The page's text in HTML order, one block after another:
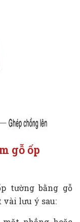
gỗ ốp
tường bằng gỗ
vài lưu ý sau: